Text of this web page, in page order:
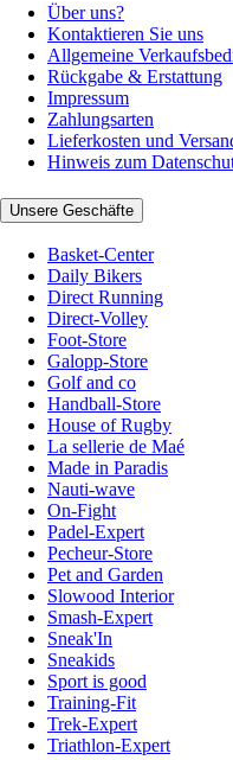
Über uns?
Kontaktieren Sie uns
Allgemeine
Rückgabe & Erstattung
Impressum
Zahlungsarten
Lieferkosten und
Hinweis zum
Unsere Geschäfte
Basket-Center
Daily Bikers
Direct Running
Direct-Volley
Foot-Store
Galopp-Store
Golf and co
Handball-Store
House of Rugby
La sellerie de Maé
Made in Paradis
Nauti-wave
On-Fight
Padel-Expert
Pecheur-Store
Pet and Garden
Slowood Interior
Smash-Expert
Sneak'In
Sneakids
Sport is good
Training-Fit
Trek-Expert
Triathlon-Expert